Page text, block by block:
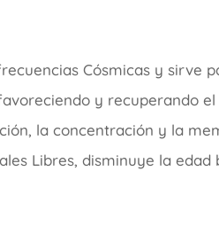
Cósmicas y sirve
y recuperando el
la concentración y la
Libres, disminuye la edad